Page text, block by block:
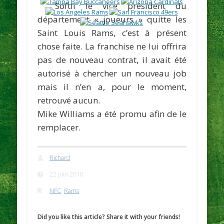
Softlile vice président du
département « joueurs » quitte les
Saint Louis Rams, c’est à présent
chose faite. La franchise ne lui offrira
pas de nouveau contrat, il avait été
autorisé à chercher un nouveau job
mais il n’en a, pour le moment,
retrouvé aucun.
Mike Williams a été promu afin de le
remplacer.
Richard
22 juin 2010
NFC, Rams
Did you like this article? Share it with your friends!